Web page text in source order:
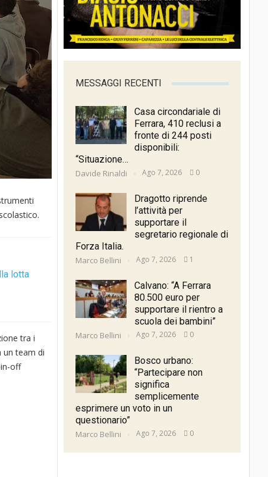
lotta
tra i
un team di
off
MESSAGGI RECENTI
Casa circondariale di
Ferrara, 410 reclusi a
fronte di 244 posti
disponibili:
“Situazione…
Davide Rinaldi Ago 7, 2026 0
Dragotto riprende
l’attività per
supportare il
segretario regionale di
Forza Italia.
Marco Bellini Ago 7, 2026 1
Calvano: “A Ferrara
80.500 euro per
supportare il rientro a
scuola dei bambini”
Marco Bellini Ago 7, 2026 0
Bosco urbano:
“Partecipare non
significa
semplicemente
esprimere un voto in un
questionario”
Marco Bellini Ago 7, 2026 0